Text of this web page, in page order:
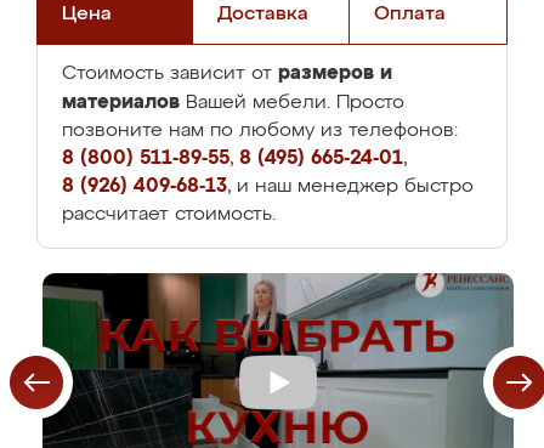
Цена Доставка Оплата
Стоимость зависит от размеров и
материалов Вашей мебели. Просто
позвоните нам по любому из телефонов:
8 (800) 511-89-55, 8 (495) 665-24-01,
8 (926) 409-68-13, и наш менеджер быстро
рассчитает стоимость.